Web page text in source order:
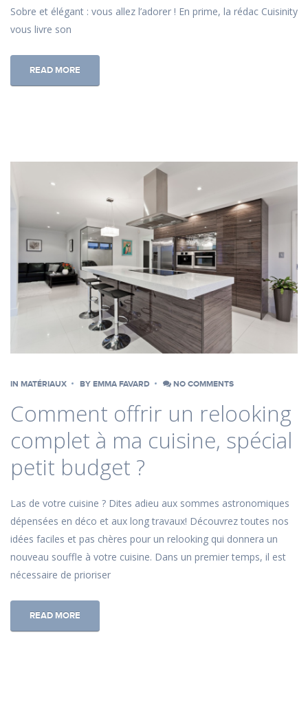
Sobre et élégant : vous allez l’adorer ! En prime, la rédac Cuisinity
vous livre son
READ MORE
IN MATÉRIAUX BY EMMA FAVARD NO COMMENTS
Comment offrir un relooking
complet à ma cuisine, spécial
petit budget ?
Las de votre cuisine ? Dites adieu aux sommes astronomiques
dépensées en déco et aux long travaux! Découvrez toutes nos
idées faciles et pas chères pour un relooking qui donnera un
nouveau souffle à votre cuisine. Dans un premier temps, il est
nécessaire de prioriser
READ MORE